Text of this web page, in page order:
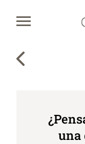
una